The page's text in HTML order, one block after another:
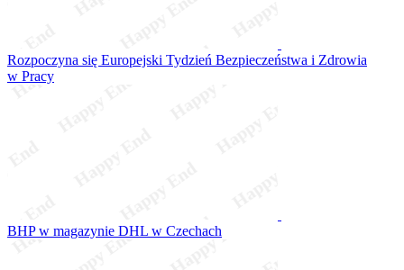
Rozpoczyna się Europejski Tydzień Bezpieczeństwa i Zdrowia
w Pracy
BHP w magazynie DHL w Czechach